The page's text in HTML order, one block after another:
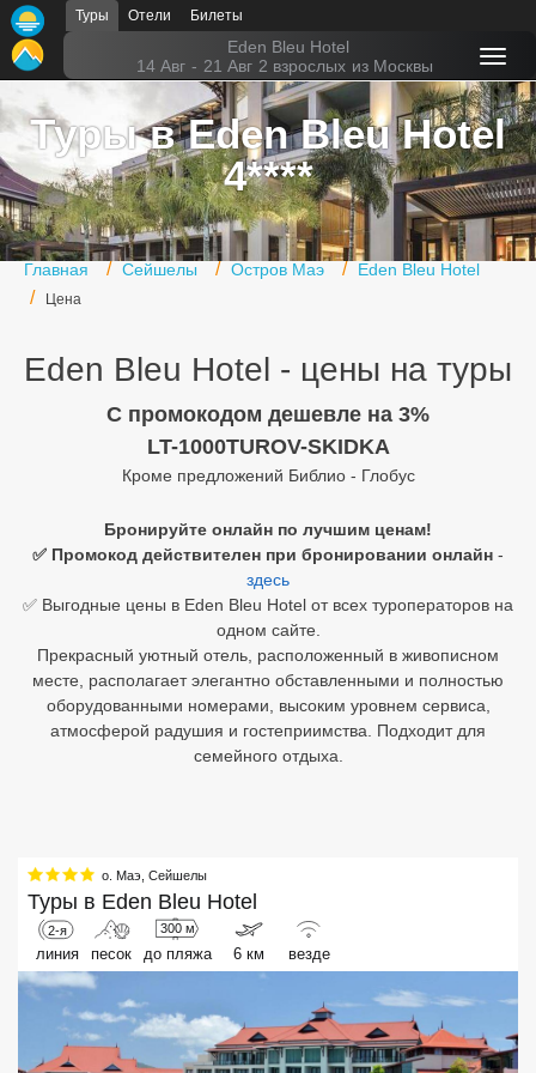
Туры Отели Билеты
Eden Bleu Hotel
14 Авг - 21 Авг 2 взрослых из Москвы
Туры в Eden Bleu Hotel
4****
Главная Сейшелы Остров Маэ Eden Bleu Hotel
Цена
Eden Bleu Hotel - цены на туры
C промокодом дешевле на 3%
LT-1000TUROV-SKIDKA
Кроме предложений Библио - Глобус
Бронируйте онлайн по лучшим ценам!
✅ Промокод действителен при бронировании онлайн -
здесь
✅ Выгодные цены в Eden Bleu Hotel от всех туроператоров на
одном сайте.
Прекрасный уютный отель, расположенный в живописном
месте, располагает элегантно обставленными и полностью
оборудованными номерами, высоким уровнем сервиса,
атмосферой радушия и гостеприимства. Подходит для
семейного отдыха.
о. Маэ Сейшелы
Туры в Eden Bleu Hotel
2-я
линия песок
300 м
до пляжа 6 км везде
Главная
Горящие туры
Туры в Турцию
Туры в Египет
Туры в ОАЭ
Офис г. Москва
Шри Ланка
Бали
Северный Гоа
Южный Гоа
Занзибар
Абхазия
Большой Сочи